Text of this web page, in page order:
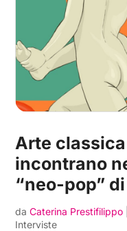
Arte
incontrano
“neo-pop”
daCaterina Prestifilippo
Interviste